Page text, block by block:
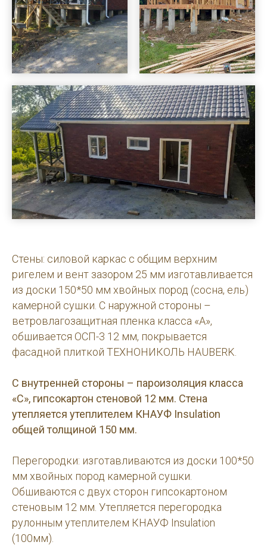
Стены: силовой каркас с общим верхним
ригелем и вент зазором 25 мм изготавливается
из доски 150*50 мм хвойных пород (сосна, ель)
камерной сушки. С наружной стороны –
ветровлагозащитная пленка класса «А»,
обшивается ОСП-3 12 мм, покрывается
фасадной плиткой ТЕХНОНИКОЛЬ HAUBERK.
С внутренней стороны – пароизоляция класса
«С», гипсокартон стеновой 12 мм. Стена
утепляется утеплителем КНАУФ Insulation
общей толщиной 150 мм.
Перегородки: изготавливаются из доски 100*50
мм хвойных пород камерной сушки.
Обшиваются с двух сторон гипсокартоном
стеновым 12 мм. Утепляется перегородка
рулонным утеплителем КНАУФ Insulation
(100мм).